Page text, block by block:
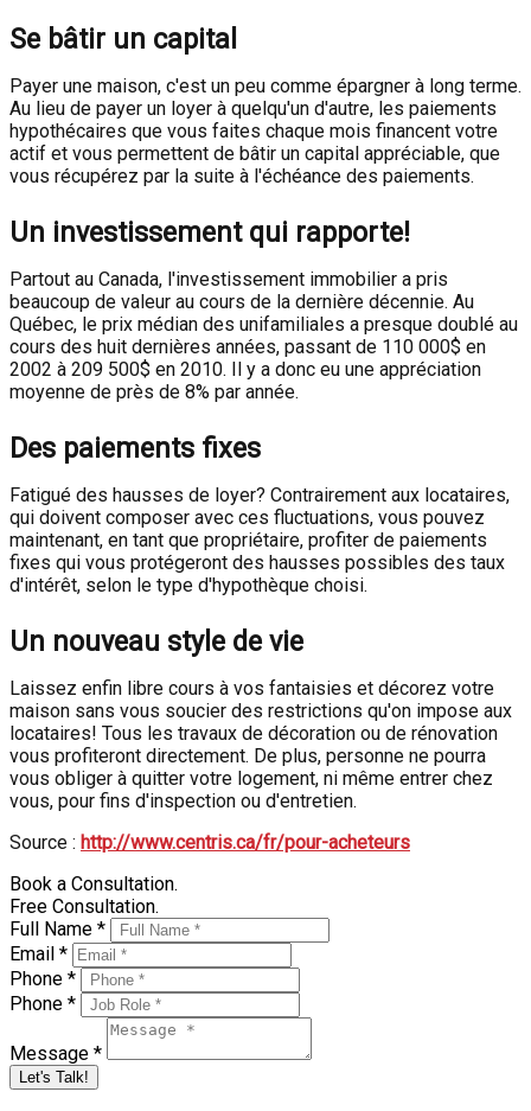
Se bâtir un capital
Payer une maison, c'est un peu comme épargner à long terme.
Au lieu de payer un loyer à quelqu'un d'autre, les paiements
hypothécaires que vous faites chaque mois financent votre
actif et vous permettent de bâtir un capital appréciable, que
vous récupérez par la suite à l'échéance des paiements.
Un investissement qui rapporte!
Partout au Canada, l'investissement immobilier a pris
beaucoup de valeur au cours de la dernière décennie. Au
Québec, le prix médian des unifamiliales a presque doublé au
cours des huit dernières années, passant de 110 000$ en
2002 à 209 500$ en 2010. Il y a donc eu une appréciation
moyenne de près de 8% par année.
Des paiements fixes
Fatigué des hausses de loyer? Contrairement aux locataires,
qui doivent composer avec ces fluctuations, vous pouvez
maintenant, en tant que propriétaire, profiter de paiements
fixes qui vous protégeront des hausses possibles des taux
d'intérêt, selon le type d'hypothèque choisi.
Un nouveau style de vie
Laissez enfin libre cours à vos fantaisies et décorez votre
maison sans vous soucier des restrictions qu'on impose aux
locataires! Tous les travaux de décoration ou de rénovation
vous profiteront directement. De plus, personne ne pourra
vous obliger à quitter votre logement, ni même entrer chez
vous, pour fins d'inspection ou d'entretien.
Source : http://www.centris.ca/fr/pour-acheteurs
Book a Consultation.
Free Consultation.
Full Name *
Email *
Phone *
Phone *
Message *
Let's Talk!